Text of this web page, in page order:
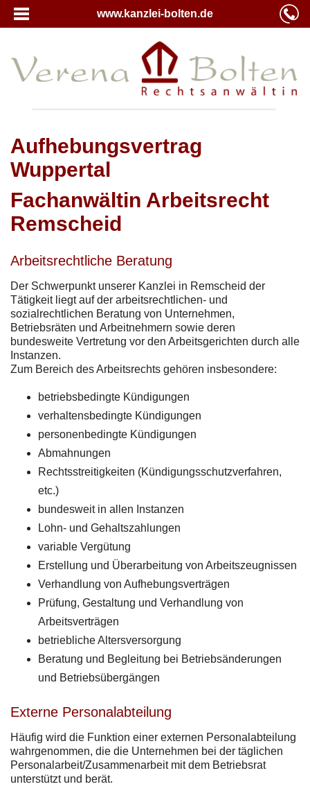
www.kanzlei-bolten.de
Aufhebungsvertrag
Wuppertal
Fachanwältin Arbeitsrecht
Remscheid
Arbeitsrechtliche Beratung
Der Schwerpunkt unserer Kanzlei in Remscheid der
Tätigkeit liegt auf der arbeitsrechtlichen- und
sozialrechtlichen Beratung von Unternehmen,
Betriebsräten und Arbeitnehmern sowie deren
bundesweite Vertretung vor den Arbeitsgerichten durch alle
Instanzen.
Zum Bereich des Arbeitsrechts gehören insbesondere:
betriebsbedingte Kündigungen
verhaltensbedingte Kündigungen
personenbedingte Kündigungen
Abmahnungen
Rechtsstreitigkeiten (Kündigungsschutzverfahren,
etc.)
bundesweit in allen Instanzen
Lohn- und Gehaltszahlungen
variable Vergütung
Erstellung und Überarbeitung von Arbeitszeugnissen
Verhandlung von Aufhebungsverträgen
Prüfung, Gestaltung und Verhandlung von
Arbeitsverträgen
betriebliche Altersversorgung
Beratung und Begleitung bei Betriebsänderungen
und Betriebsübergängen
Externe Personalabteilung
Häufig wird die Funktion einer externen Personalabteilung
wahrgenommen, die die Unternehmen bei der täglichen
Personalarbeit/Zusammenarbeit mit dem Betriebsrat
unterstützt und berät.